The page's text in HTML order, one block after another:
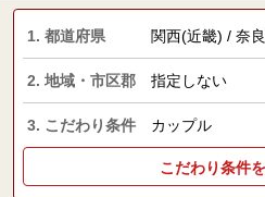
1. 都道府県 関西(近畿) / 奈
2. 地域・市区郡 指定しない
3. こだわり条件 カップル
こだわり条件